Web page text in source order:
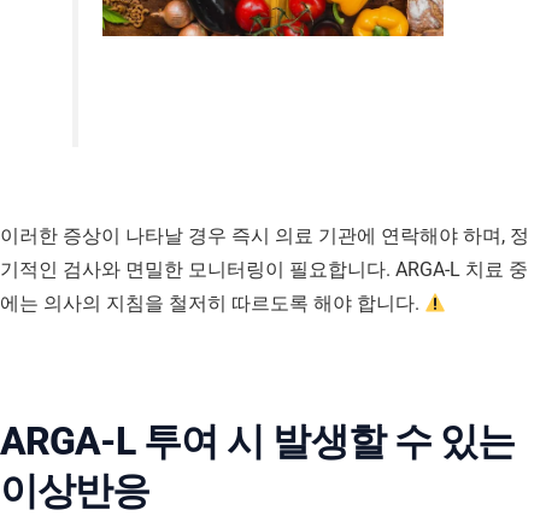
이러한 증상이 나타날 경우 즉시 의료 기관에 연락해야 하며, 정
기적인 검사와 면밀한 모니터링이 필요합니다. ARGA-L 치료 중
에는 의사의 지침을 철저히 따르도록 해야 합니다.
ARGA-L 투여 시 발생할 수 있는
이상반응